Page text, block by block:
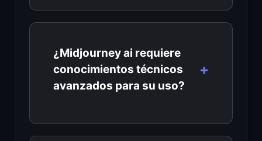
¿Midjourney ai requiere
conocimientos técnicos
avanzados para su uso?